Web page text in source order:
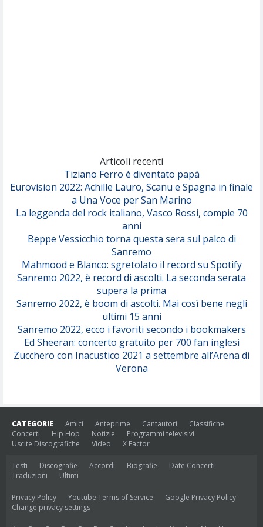
Serenamente
Articoli recenti
Tiziano Ferro è diventato papà
Eurovision 2022: Achille Lauro, Scanu e Spagna in finale
a Una Voce per San Marino
La leggenda del rock italiano, Vasco Rossi, compie 70
anni
Beppe Vessicchio torna questa sera sul palco di
Sanremo
Mahmood e Blanco: sgretolato il record su Spotify
Sanremo 2022, è record di ascolti. La seconda serata
supera la prima
Sanremo 2022, è boom di ascolti. Mai così bene negli
ultimi 15 anni
Sanremo 2022, ecco i favoriti secondo i bookmakers
Ed Sheeran: concerto gratuito per 700 fan inglesi
Zucchero con Inacustico 2021 a settembre all’Arena di
Verona
CATEGORIE Amici Anteprime Cantautori
Classifiche
Concerti
Hip Hop Notizie
Programmi televisivi
Uscite Discografiche
Video X Factor
Testi Discografie Accordi Biografie
Date Concerti
Traduzioni
Ultimi
Privacy Policy Youtube Terms of Service
Google Privacy Policy
Change privacy settings